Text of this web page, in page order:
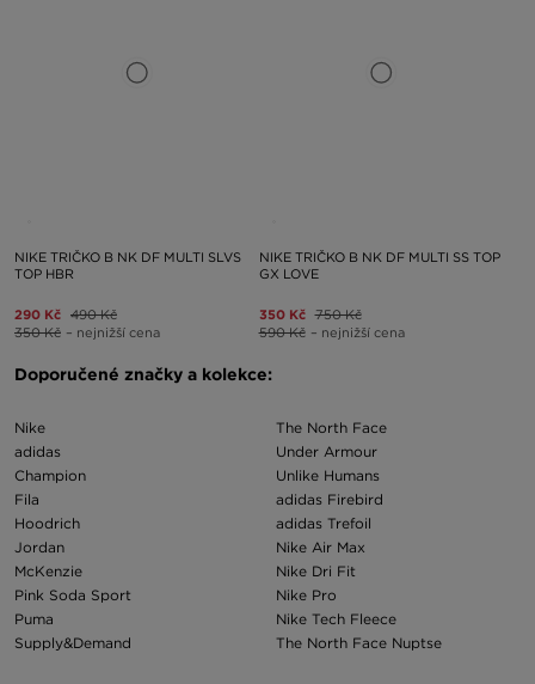
NIKE TRIČKO B NK DF MULTI SLVS
TOP HBR
290 Kč 490 Kč
350 Kč – nejnižší cena
NIKE TRIČKO B NK DF MULTI SS TOP
GX LOVE
350 Kč 750 Kč
590 Kč – nejnižší cena
Doporučené značky a kolekce:
Nike
adidas
Champion
Fila
Hoodrich
Jordan
McKenzie
Pink Soda Sport
Puma
Supply&Demand
The North Face
Under Armour
Unlike Humans
adidas Firebird
adidas Trefoil
Nike Air Max
Nike Dri Fit
Nike Pro
Nike Tech Fleece
The North Face Nuptse